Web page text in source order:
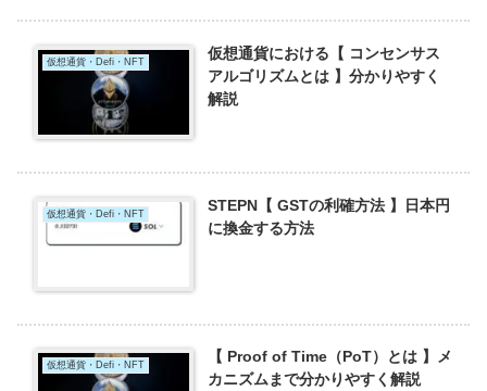
仮想通貨・Defi・NFT
仮想通貨における【 コンセンサス
アルゴリズムとは 】分かりやすく
解説
仮想通貨・Defi・NFT
STEPN【 GSTの利確方法 】日本円
に換金する方法
仮想通貨・Defi・NFT
【 Proof of Time（PoT）とは 】メ
カニズムまで分かりやすく解説